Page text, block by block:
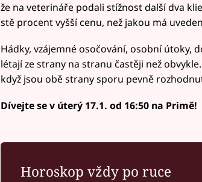
že na veterináře podali stížnost další dva
stě procent vyšší cenu, než jakou má
Hádky, vzájemné osočování, osobní útoky,
létají ze strany na stranu častěji než
když jsou obě strany sporu pevně
Dívejte se v úterý 17.1. od 16:50 na Primě!
Horoskop vždy po ruce